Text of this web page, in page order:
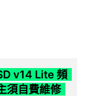
v14 Lite 頻
須自費維修